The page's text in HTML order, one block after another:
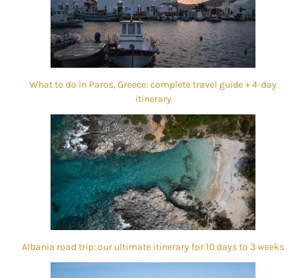
What to do in Paros, Greece: complete travel guide + 4-day
itinerary
Albania road trip: our ultimate itinerary for 10 days to 3 weeks